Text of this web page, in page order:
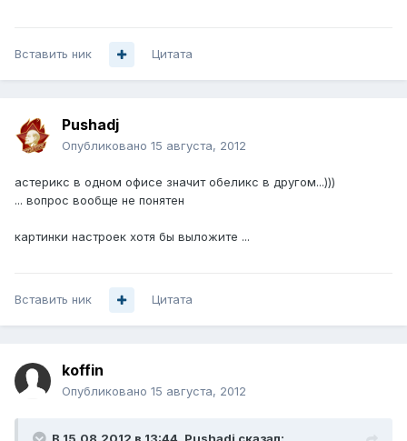
Вставить ник Цитата
Pushadj
Опубликовано 15 августа, 2012
астерикс в одном офисе значит обеликс в другом...)))
... вопрос вообще не понятен
картинки настроек хотя бы выложите ...
Вставить ник Цитата
koffin
Опубликовано 15 августа, 2012